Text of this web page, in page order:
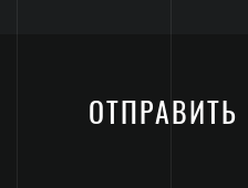
ОТПРАВИТЬ